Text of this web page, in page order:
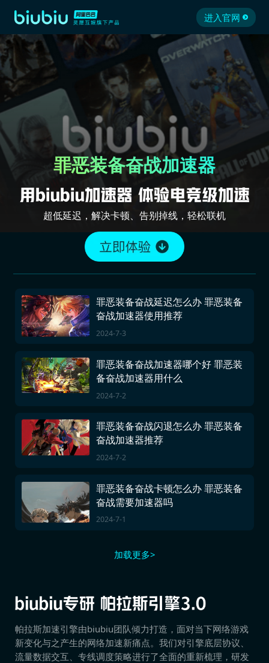
进入官网
罪恶装备奋战加速器
超低延迟，解决卡顿、告别掉线，轻松联机
罪恶装备奋战延迟怎么办 罪恶装备
奋战加速器使用推荐
2024-7-3
罪恶装备奋战加速器哪个好 罪恶装
备奋战加速器用什么
2024-7-2
罪恶装备奋战闪退怎么办 罪恶装备
奋战加速器推荐
2024-7-2
罪恶装备奋战卡顿怎么办 罪恶装备
奋战需要加速器吗
2024-7-1
加载更多>
帕拉斯加速引擎由biubiu团队倾力打造，面对当下网络游戏
新变化与之产生的网络加速新痛点。我们对引擎底层协议、
流量数据交互、专线调度策略进行了全面的重新梳理，研发